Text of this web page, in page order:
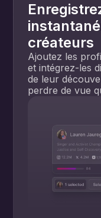
créateurs
Ajoutez les
et intégrez-les
de leur
perdre de vue